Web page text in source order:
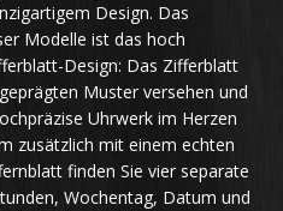
Design. Das
Modelle ist das hoch
Design: Das Zifferblatt
Muster versehen und
Uhrwerk im Herzen
zusätzlich mit einem echten
finden Sie vier separate
Wochentag, Datum und